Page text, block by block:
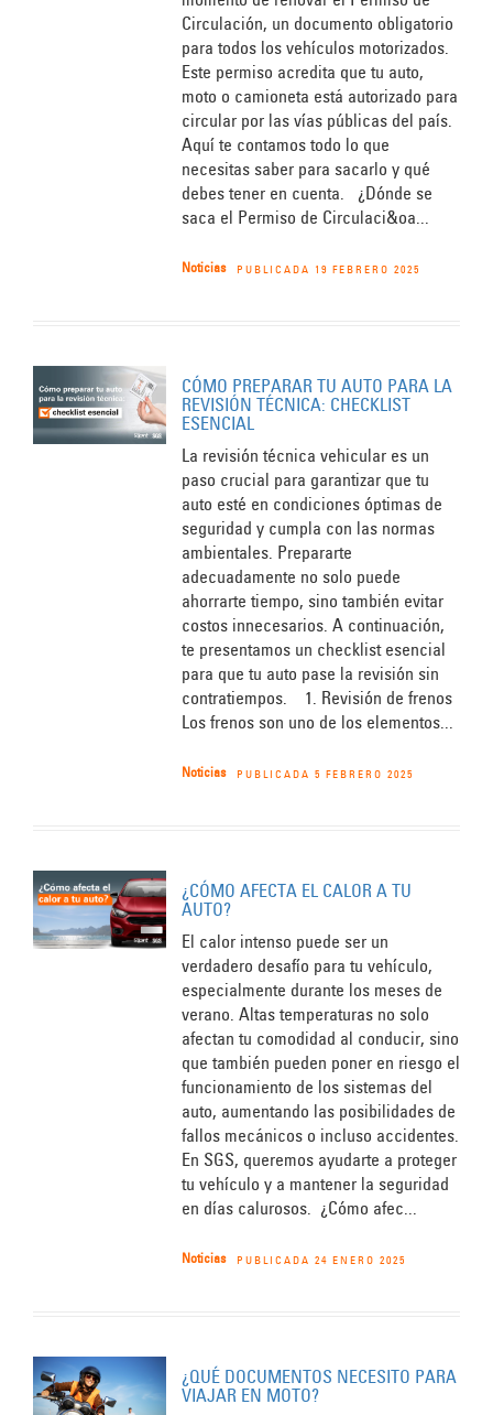
Circulación, un documento obligatorio
para todos los vehículos motorizados.
Este permiso acredita que tu auto,
moto o camioneta está autorizado para
circular por las vías públicas del país.
Aquí te contamos todo lo que
necesitas saber para sacarlo y qué
debes tener en cuenta. ¿Dónde se
saca el Permiso de Circulaci&oa...
Noticias PUBLICADA 19 FEBRERO 2025
CÓMO PREPARAR TU AUTO PARA LA
REVISIÓN TÉCNICA: CHECKLIST
ESENCIAL
La revisión técnica vehicular es un
paso crucial para garantizar que tu
auto esté en condiciones óptimas de
seguridad y cumpla con las normas
ambientales. Prepararte
adecuadamente no solo puede
ahorrarte tiempo, sino también evitar
costos innecesarios. A continuación,
te presentamos un checklist esencial
para que tu auto pase la revisión sin
contratiempos. 1. Revisión de frenos
Los frenos son uno de los elementos...
Noticias PUBLICADA 5 FEBRERO 2025
¿CÓMO AFECTA EL CALOR A TU
AUTO?
El calor intenso puede ser un
verdadero desafío para tu vehículo,
especialmente durante los meses de
verano. Altas temperaturas no solo
afectan tu comodidad al conducir, sino
que también pueden poner en riesgo el
funcionamiento de los sistemas del
auto, aumentando las posibilidades de
fallos mecánicos o incluso accidentes.
En SGS, queremos ayudarte a proteger
tu vehículo y a mantener la seguridad
en días calurosos. ¿Cómo afec...
Noticias PUBLICADA 24 ENERO 2025
¿QUÉ DOCUMENTOS NECESITO PARA
VIAJAR EN MOTO?